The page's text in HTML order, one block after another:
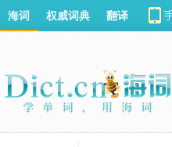
海词 权威词典 翻译